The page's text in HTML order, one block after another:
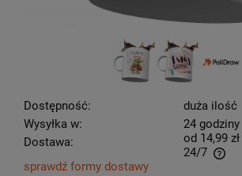
Dostępność:
duża ilość
Wysyłka w:
24 godziny
Dostawa:
od 14,99 zł
24/7
Cena nie zawiera ewentualnych kosztów
sprawdź formy dostawy